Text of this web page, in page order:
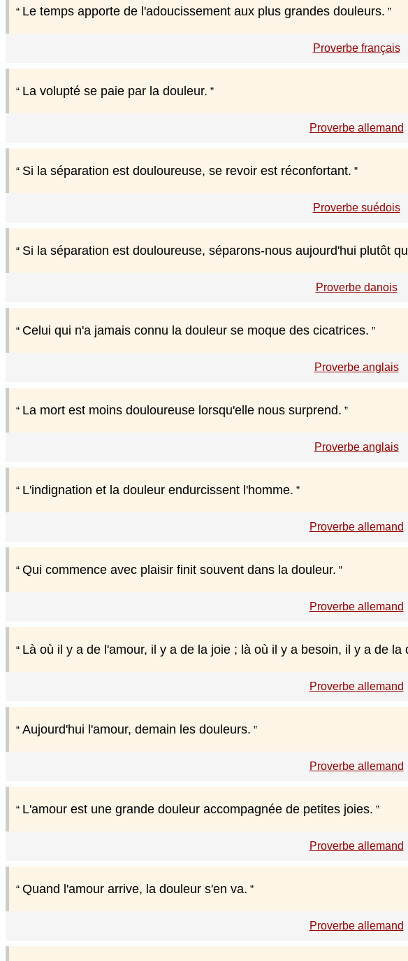
Le temps apporte de l'adoucissement aux plus grandes douleurs.
Proverbe français
La volupté se paie par la douleur.
Proverbe allemand
Si la séparation est douloureuse, se revoir est réconfortant.
Proverbe suédois
Si la séparation est douloureuse, séparons-nous aujourd'hui plutôt
Proverbe danois
Celui qui n'a jamais connu la douleur se moque des cicatrices.
Proverbe anglais
La mort est moins douloureuse lorsqu'elle nous surprend.
Proverbe anglais
L'indignation et la douleur endurcissent l'homme.
Proverbe allemand
Qui commence avec plaisir finit souvent dans la douleur.
Proverbe allemand
Là où il y a de l'amour, il y a de la joie ; là où il y a besoin, il y a de la
Proverbe allemand
Aujourd'hui l'amour, demain les douleurs.
Proverbe allemand
L'amour est une grande douleur accompagnée de petites joies.
Proverbe allemand
Quand l'amour arrive, la douleur s'en va.
Proverbe allemand